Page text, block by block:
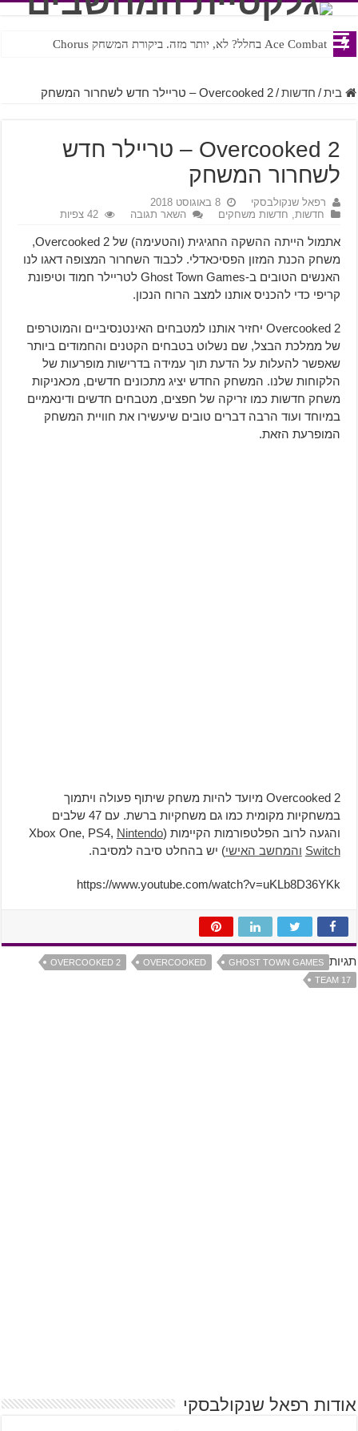
Ace Combat בחלל? לא, יותר מזה. ביקורת המשחק Chorus
Steven Universe והשירים שתורגמו בצורה נוראית לעברית
בית / חדשות / Overcooked 2 – טריילר חדש לשחרור המשחק
Overcooked 2 – טריילר חדש
לשחרור המשחק
רפאל שנקולבסקי
8 באוגוסט 2018
חדשות, חדשות משחקים השאר תגובה 42 צפיות
אתמול הייתה ההשקה החגיגית (והטעימה) של Overcooked 2,
משחק הכנת המזון הפסיכאדלי. לכבוד השחרור המצופה דאגו לנו
האנשים הטובים ב-Ghost Town Games לטריילר חמוד וטיפונת
קריפי כדי להכניס אותנו למצב הרוח הנכון.
Overcooked 2 יחזיר אותנו למטבחים האינטנסיביים והמוטרפים
של ממלכת הבצל, שם נשלוט בטבחים הקטנים והחמודים ביותר
שאפשר להעלות על הדעת תוך עמידה בדרישות מופרעות של
הלקוחות שלנו. המשחק החדש יציג מתכונים חדשים, מכאניקות
משחק חדשות כמו זריקה של חפצים, מטבחים חדשים ודינאמיים
במיוחד ועוד הרבה דברים טובים שיעשירו את חוויית המשחק
המופרעת הזאת.
Overcooked 2 מיועד להיות משחק שיתוף פעולה ויתמוך
במשחקיות מקומית כמו גם משחקיות ברשת. עם 47 שלבים
והגעה לרוב הפלטפורמות הקיימות (Xbox One, PS4,Nintendo
Switch והמחשב האישי) יש בהחלט סיבה למסיבה.
https://www.youtube.com/watch?v=uKLb8D36YKk
תגיות GHOST TOWN GAMES
OVERCOOKED
OVERCOOKED 2
TEAM 17
אודות רפאל שנקולבסקי